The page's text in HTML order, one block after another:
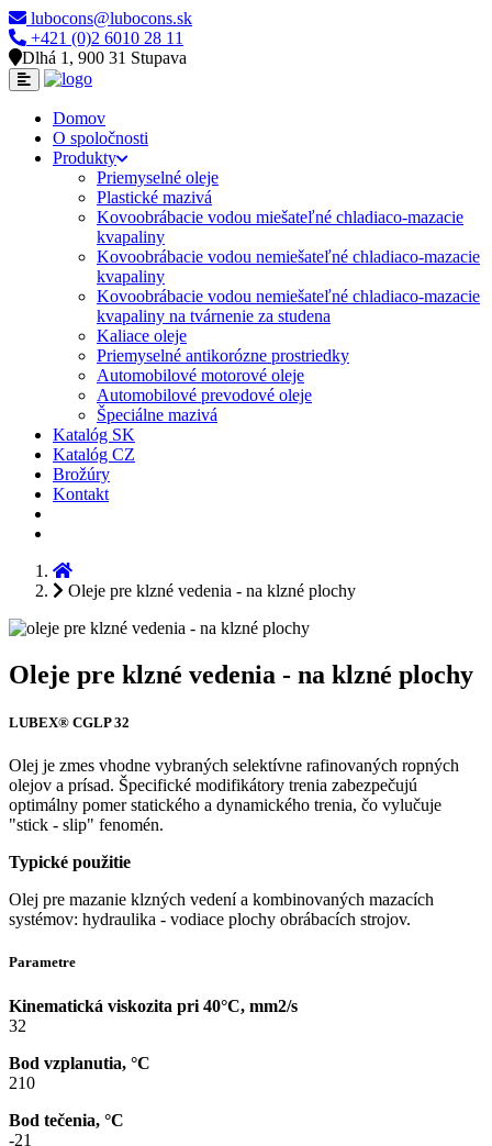
lubocons@lubocons.sk
+421 (0)2 6010 28 11
Dlhá 1, 900 31 Stupava
Domov
O spoločnosti
Produkty
Priemyselné oleje
Plastické mazivá
Kovoobrábacie vodou miešateľné chladiaco-mazacie
kvapaliny
Kovoobrábacie vodou nemiešateľné chladiaco-mazacie
kvapaliny
Kovoobrábacie vodou nemiešateľné chladiaco-mazacie
kvapaliny na tvárnenie za studena
Kaliace oleje
Priemyselné antikorózne prostriedky
Automobilové motorové oleje
Automobilové prevodové oleje
Špeciálne mazivá
Katalóg SK
Katalóg CZ
Brožúry
Kontakt
Oleje pre klzné vedenia - na klzné plochy
Oleje pre klzné vedenia - na klzné plochy
LUBEX® CGLP 32
Olej je zmes vhodne vybraných selektívne rafinovaných ropných
olejov a prísad. Špecifické modifikátory trenia zabezpečujú
optimálny pomer statického a dynamického trenia, čo vylučuje
"stick - slip" fenomén.
Typické použitie
Olej pre mazanie klzných vedení a kombinovaných mazacích
systémov: hydraulika - vodiace plochy obrábacích strojov.
Parametre
Kinematická viskozita pri 40°C, mm2/s
32
Bod vzplanutia, °C
210
Bod tečenia, °C
-21